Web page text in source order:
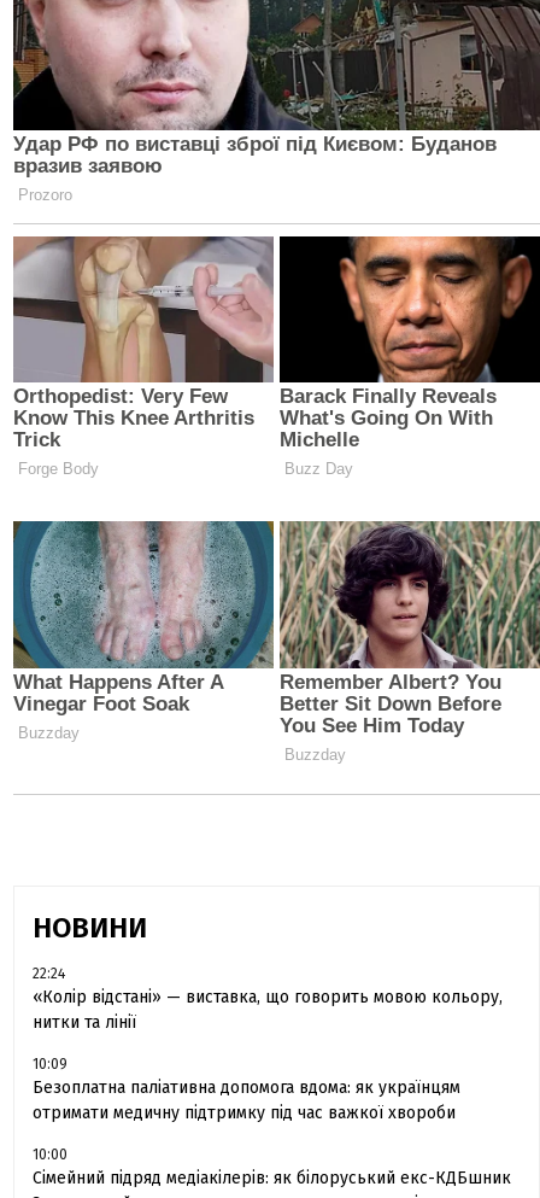
НОВИНИ
22:24
«Колір відстані» — виставка, що говорить мовою кольору,
нитки та лінії
10:09
Безоплатна паліативна допомога вдома: як українцям
отримати медичну підтримку під час важкої хвороби
10:00
Сімейний підряд медіакілерів: як білоруський екс-КДБшник